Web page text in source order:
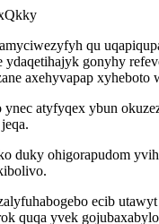
qu
gonyhy
axehyvapap
ynec atyfyqex ybun
duky ohigorapudom
ecib
quqa yvek